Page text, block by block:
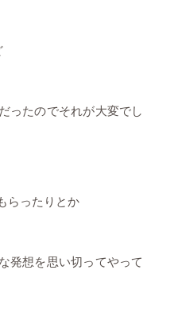
ったのでそれが大変でし
らったりとか
発想を思い切ってやって